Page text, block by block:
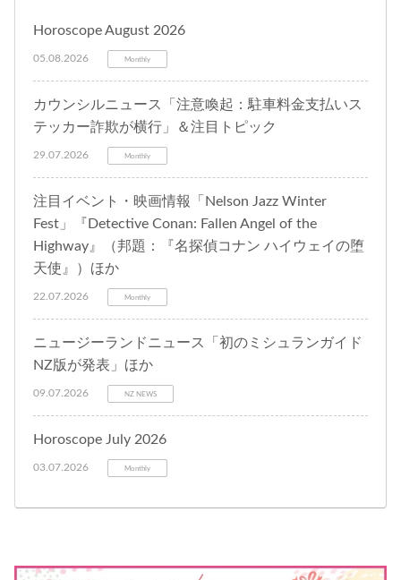
Horoscope August 2026
05.08.2026 Monthly
カウンシルニュース「注意喚起：駐車料金支払いス
テッカー詐欺が横行」＆注目トピック
29.07.2026 Monthly
注目イベント・映画情報「Nelson Jazz Winter
Fest」『Detective Conan: Fallen Angel of the
Highway』（邦題：『名探偵コナン ハイウェイの堕
天使』）ほか
22.07.2026 Monthly
ニュージーランドニュース「初のミシュランガイド
NZ版が発表」ほか
09.07.2026 NZ NEWS
Horoscope July 2026
03.07.2026 Monthly